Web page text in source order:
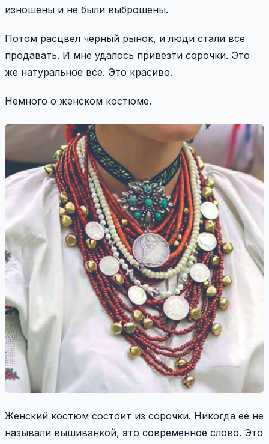
изношены и не были выброшены.
Потом расцвел черный рынок, и люди стали все
продавать. И мне удалось привезти сорочки. Это
же натуральное все. Это красиво.
Немного о женском костюме.
Женский костюм состоит из сорочки. Никогда ее не
называли вышиванкой, это современное слово. Это